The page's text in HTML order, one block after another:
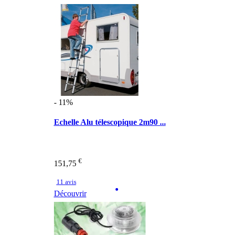
- 11%
Echelle Alu télescopique 2m90 ...
151,75 €
11 avis
Découvrir